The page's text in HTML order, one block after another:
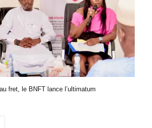
fret, le BNFT lance l’ultimatum